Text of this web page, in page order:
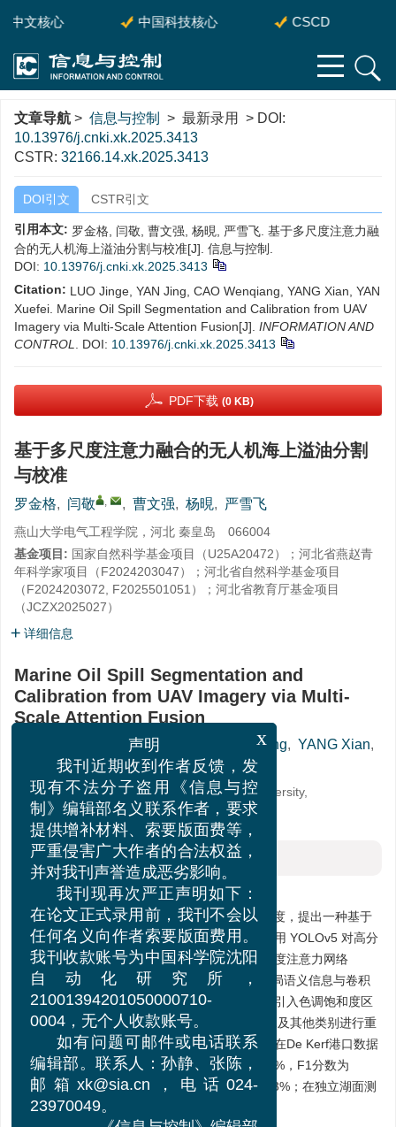
中文核心 中国科技核心 CSCD
文章导航 > 信息与控制
> 最新录用 > DOI:
10.13976/j.cnki.xk.2025.3413
CSTR: 32166.14.xk.2025.3413
DOI引文 CSTR引文
引用本文: 罗金格, 闫敬, 曹文强, 杨晛, 严雪飞. 基于多尺度注意力融
合的无人机海上溢油分割与校准[J]. 信息与控制.
DOI: 10.13976/j.cnki.xk.2025.3413
Citation: LUO Jinge, YAN Jing, CAO Wenqiang, YANG Xian, YAN
Xuefei. Marine Oil Spill Segmentation and Calibration from UAV
Imagery via Multi-Scale Attention Fusion[J]. INFORMATION AND
CONTROL
DOI: 10.13976/j.cnki.xk.2025.3413
PDF下载 (0 KB)
基于多尺度注意力融合的无人机海上溢油分割
与校准
罗金格, 闫敬 , , 曹文强, 杨晛, 严雪飞
燕山大学电气工程学院，河北 秦皇岛 066004
基金项目: 国家自然科学基金项目（U25A20472）；河北省燕赵青
年科学家项目（F2024203047）；河北省自然科学基金项目
（F2024203072 F2025501051 ）；河北省教育厅基金项目
（JCZX2025027）
详细信息
Marine Oil Spill Segmentation and
Calibration from UAV Imagery via Multi-
Scale Attention Fusion
YAN Jing CAO Wenqiang, YANG Xian,
YAN Xuefei
School of Electrical Engineering, Yanshan University,
Qinhuangdao 066004
摘要
为提升无人机（UAV）影像中海上溢油的分割精度，提出一种基于
多尺度注意力融合的分割与校准方法。首先，利用 YOLOv5 对高分
辨率影像进行快速定位与裁剪；随后，构建多尺度注意力网络
（MSA-UNet），通过融合空间金字塔池化的全局语义信息与卷积
注意力的局部细节提升特征表达能力；进一步，引入色调饱和度区
域原型引导校准机制（HSV-PGRM），对油、水及其他类别进行重
标定，以减轻光照与云雾干扰。实验结果显示，在De Kerf港口数据
集上，本方法的平均交并比（mIoU）达到68.89%，F1分数为
74.08%，其中F1分数相比 U-Net 基线模型提升3%；在独立湖面测
试集上本方法也表现出较好的特征识别能力。
x
声明
我刊近期收到作者反馈，发
现有不法分子盗用《信息与控
制》编辑部名义联系作者，要求
提供增补材料、索要版面费等，
严重侵害广大作者的合法权益，
并对我刊声誉造成恶劣影响。
我刊现再次严正声明如下：
在论文正式录用前，我刊不会以
任何名义向作者索要版面费用。
我刊收款账号为中国科学院沈阳
自动化研究所，
21001394201050000710-
0004，无个人收款账号。
如有问题可邮件或电话联系
编辑部。联系人：孙静、张陈，
邮箱xk@sia.cn，电话024-
23970049。